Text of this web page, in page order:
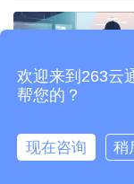
©1998-2023北京二六
欢迎来到263云
帮您的？
现在咨询 稍